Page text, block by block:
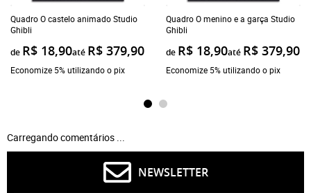
Quadro O castelo animado Studio
Ghibli
de R$ 18,90até R$ 379,90
Economize 5% utilizando o pix
Quadro O menino e a garça Studio
Ghibli
de R$ 18,90até R$ 379,90
Economize 5% utilizando o pix
Carregando comentários ...
NEWSLETTER